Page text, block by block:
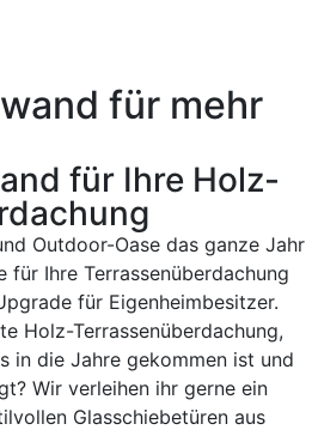
für mehr
für Ihre Holz-
Outdoor-Oase das ganze Jahr
für Ihre Terrassenüberdachung
für Eigenheimbesitzer.
Holz-Terrassenüberdachung,
in die Jahre gekommen ist und
Wir verleihen ihr gerne ein
Glasschiebetüren aus